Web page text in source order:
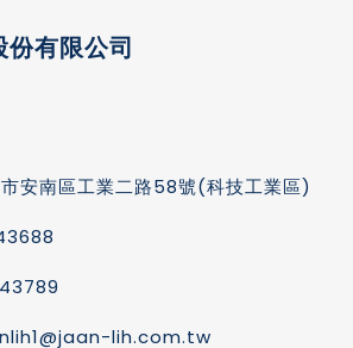
有限公司
安南區工業二路58號(科技工業區)
lih.com.tw